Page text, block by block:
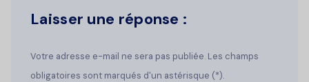
Laisser une réponse :
Votre adresse e-mail ne sera pas publiée. Les champs
obligatoires sont marqués d'un astérisque (*).